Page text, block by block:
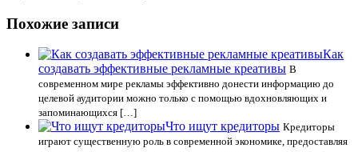
Похожие записи
Как
создавать эффективные рекламные креативы В
современном мире рекламы эффективно донести информацию до
целевой аудитории можно только с помощью вдохновляющих и
запоминающихся […]
Что ищут кредиторы Кредиторы
играют существенную роль в современной экономике, предоставляя